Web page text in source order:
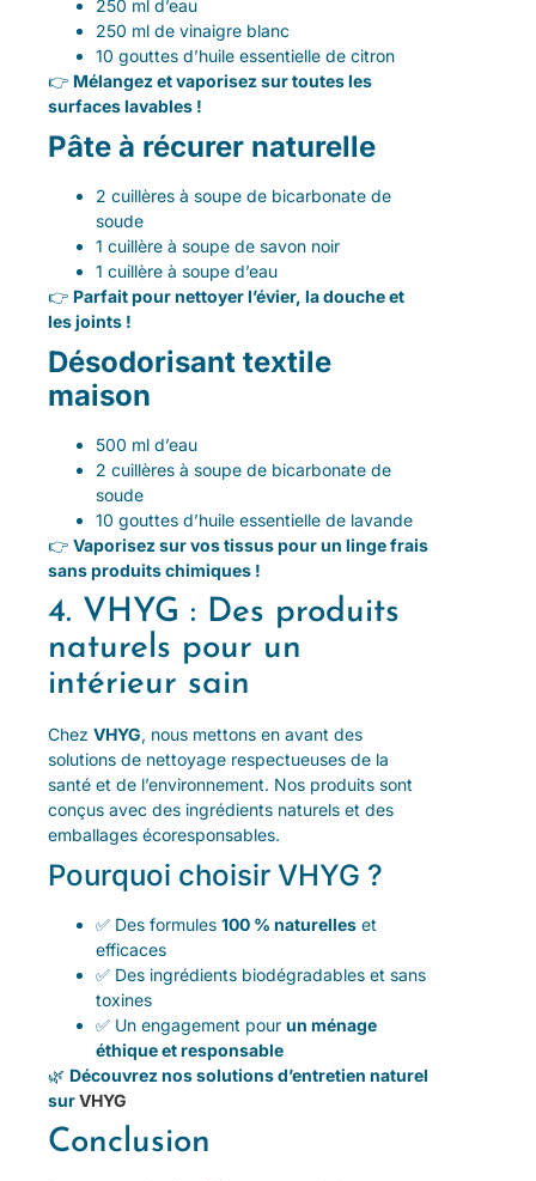
250 ml d’eau
250 ml de vinaigre blanc
10 gouttes d’huile essentielle de citron
👉 Mélangez et vaporisez sur toutes les
surfaces lavables !
Pâte à récurer naturelle
2 cuillères à soupe de bicarbonate de
soude
1 cuillère à soupe de savon noir
1 cuillère à soupe d’eau
👉 Parfait pour nettoyer l’évier, la douche et
les joints !
Désodorisant textile
maison
500 ml d’eau
2 cuillères à soupe de bicarbonate de
soude
10 gouttes d’huile essentielle de lavande
👉 Vaporisez sur vos tissus pour un linge frais
sans produits chimiques !
4. VHYG : Des produits
naturels pour un
intérieur sain
Chez VHYG, nous mettons en avant des
solutions de nettoyage respectueuses de la
santé et de l’environnement. Nos produits sont
conçus avec des ingrédients naturels et des
emballages écoresponsables.
Pourquoi choisir VHYG ?
✅ Des formules 100 % naturelles et
efficaces
✅ Des ingrédients biodégradables et sans
toxines
✅ Un engagement pour un ménage
éthique et responsable
🌿 Découvrez nos solutions d’entretien naturel
surVHYG
Conclusion